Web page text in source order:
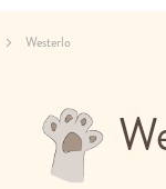
Westerlo